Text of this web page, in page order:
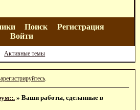
Поиск
Регистрация
Войти
Активные темы
.
» Ваши работы, сделанные в